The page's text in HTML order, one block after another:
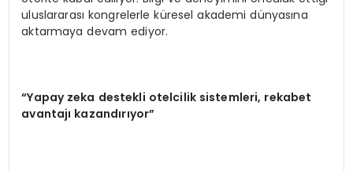
uluslararası kongrelerle küresel akademi dünyasına
aktarmaya devam ediyor.
“Yapay zeka destekli otelcilik sistemleri, rekabet
avantajı kazandırıyor”